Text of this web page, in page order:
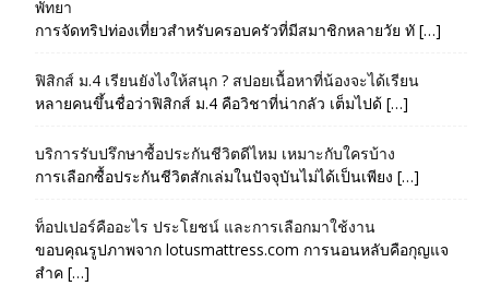
พัทยา
การจัดทริปท่องเที่ยวสำหรับครอบครัวที่มีสมาชิกหลายวัย ทั […]
ฟิสิกส์ ม.4 เรียนยังไงให้สนุก ? สปอยเนื้อหาที่น้องจะได้เรียน
หลายคนขึ้นชื่อว่าฟิสิกส์ ม.4 คือวิชาที่น่ากลัว เต็มไปด้ […]
บริการรับปรึกษาซื้อประกันชีวิตดีไหม เหมาะกับใครบ้าง
การเลือกซื้อประกันชีวิตสักเล่มในปัจจุบันไม่ได้เป็นเพียง […]
ท็อปเปอร์คืออะไร ประโยชน์ และการเลือกมาใช้งาน
ขอบคุณรูปภาพจาก lotusmattress.com การนอนหลับคือกุญแจ
สำค […]